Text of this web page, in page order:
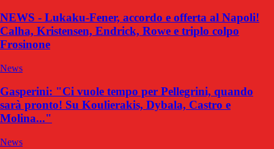
NEWS - Lukaku-Fener, accordo e offerta al Napoli!
Calha, Kristensen, Endrick, Rowe e triplo colpo
Frosinone
News
Gasperini: "Ci vuole tempo per Pellegrini, quando
sarà pronto! Su Koulierakis, Dybala, Castro e
Molina..."
News